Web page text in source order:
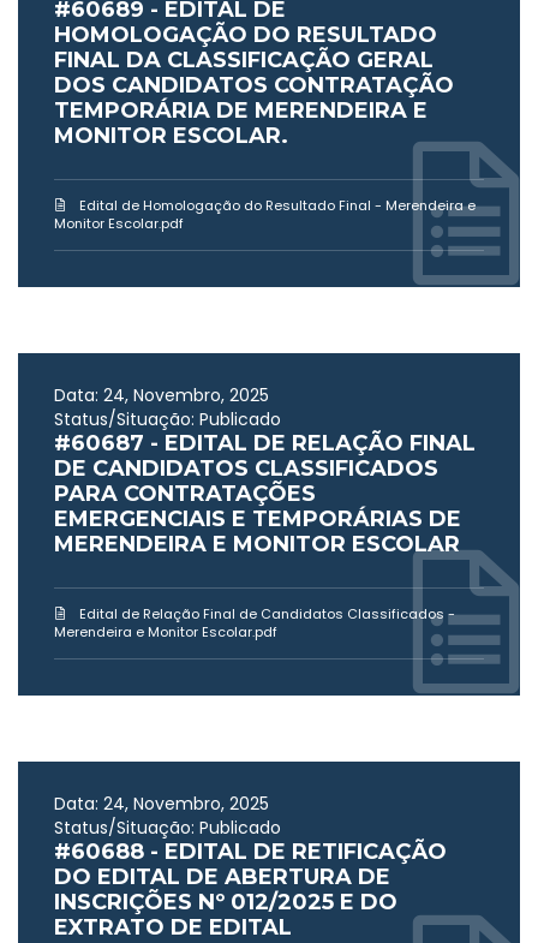
#60689 - EDITAL DE
HOMOLOGAÇÃO DO RESULTADO
FINAL DA CLASSIFICAÇÃO GERAL
DOS CANDIDATOS CONTRATAÇÃO
TEMPORÁRIA DE MERENDEIRA E
MONITOR ESCOLAR.
Edital de Homologação do Resultado Final - Merendeira e
Monitor Escolar.pdf
Data: 24, Novembro, 2025
Status/Situação: Publicado
#60687 - EDITAL DE RELAÇÃO FINAL
DE CANDIDATOS CLASSIFICADOS
PARA CONTRATAÇÕES
EMERGENCIAIS E TEMPORÁRIAS DE
MERENDEIRA E MONITOR ESCOLAR
Edital de Relação Final de Candidatos Classificados -
Merendeira e Monitor Escolar.pdf
Data: 24, Novembro, 2025
Status/Situação: Publicado
#60688 - EDITAL DE RETIFICAÇÃO
DO EDITAL DE ABERTURA DE
INSCRIÇÕES Nº 012/2025 E DO
EXTRATO DE EDITAL